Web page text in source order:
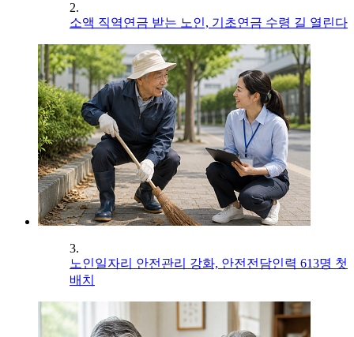
2.
소액 직역연금 받는 노인, 기초연금 수령 길 열린다
3.
노인일자리 안전관리 강화, 안전전담인력 613명 첫
배치